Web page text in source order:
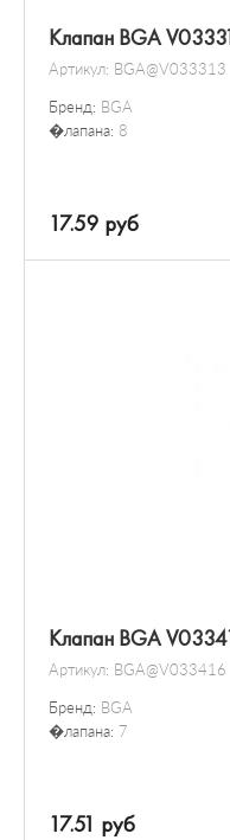
Клапан BGA
Артикул: BGA@V033313
Бренд: BGA
�лапана: 8
17.59 руб
Клапан BGA
Артикул: BGA@V033416
Бренд: BGA
�лапана: 7
17.51 руб